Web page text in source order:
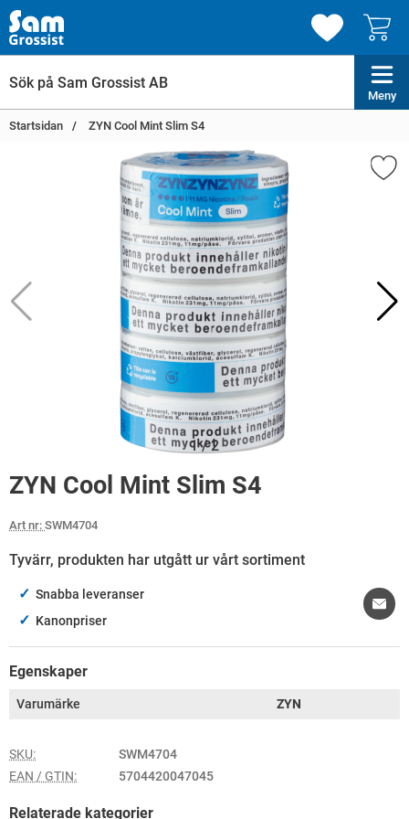
Meny
Startsidan ZYN Cool Mint Slim S4
1/2
ZYN Cool Mint Slim S4
Art nr: SWM4704
Tyvärr, produkten har utgått ur vårt sortiment
✓ Snabba leveranser
✓ Kanonpriser
Egenskaper
Varumärke ZYN
SKU:
SWM4704
EAN / GTIN:
5704420047045
Relaterade kategorier